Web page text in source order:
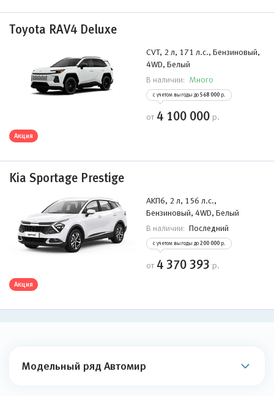
Toyota RAV4 Deluxe
CVT, 2 л, 171 л.с., Бензиновый,
4WD, Белый
В наличии: Много
с учетом выгоды до 568 000 р.
от 4 100 000 р.
Акция
Kia Sportage Prestige
АKП6, 2 л, 156 л.с.,
Бензиновый, 4WD, Белый
В наличии: Последний
с учетом выгоды до 200 000 р.
от 4 370 393 р.
Акция
Модельный ряд Автомир